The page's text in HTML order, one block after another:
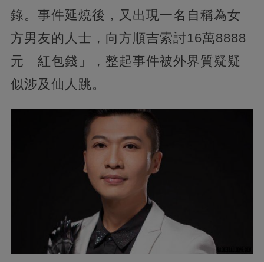
錄。事件延燒後，又出現一名自稱為女
方男友的人士，向方順吉索討16萬8888
元「紅包錢」，整起事件被外界質疑疑
似涉及仙人跳。